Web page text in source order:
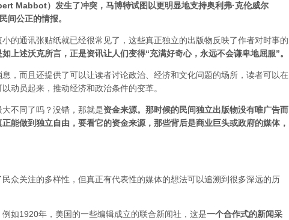
Mabbot）发生了冲突，马博特试图以更明显地支持奥利弗·克伦威尔
间公正的情报。
的通讯张贴纸就已经很常见了，这些真正独立的出版物反映了作者对时事的
上述沃克所言，正是资讯让人们变得“充满好奇心，永远不会谦卑地屈服”。
，而且还提供了可以让读者讨论政治、经济和文化问题的场所，读者可以在
动员起来，推动经济和政治条件的变革。
不同了吗？没错，那就是资金来源。 那时候的民间独立出版物没有唯广告而
能做到独立自由，要看它的资金来源，那些背后是商业巨头或政府的媒体，
众关注的多样性，但真正有代表性的媒体的想法可以追溯到很多深远的历
如1920年，美国的一些编辑成立的联合新闻社，这是一个合作式的新闻采